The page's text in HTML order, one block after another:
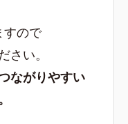
すので
さい。
ながりやすい